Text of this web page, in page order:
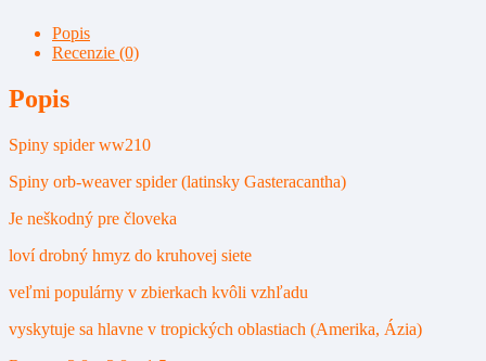
Popis
Recenzie (0)
Popis
Spiny spider ww210
Spiny orb-weaver spider (latinsky Gasteracantha)
Je neškodný pre človeka
loví drobný hmyz do kruhovej siete
veľmi populárny v zbierkach kvôli vzhľadu
vyskytuje sa hlavne v tropických oblastiach (Amerika, Ázia)